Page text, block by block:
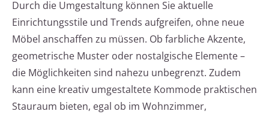
Durch die Umgestaltung können Sie aktuelle
Einrichtungsstile und Trends aufgreifen, ohne neue
Möbel anschaffen zu müssen. Ob farbliche Akzente,
geometrische Muster oder nostalgische Elemente –
die Möglichkeiten sind nahezu unbegrenzt. Zudem
kann eine kreativ umgestaltete Kommode praktischen
Stauraum bieten, egal ob im Wohnzimmer,